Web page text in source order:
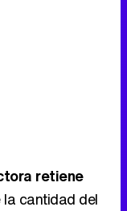
retiene
la cantidad del